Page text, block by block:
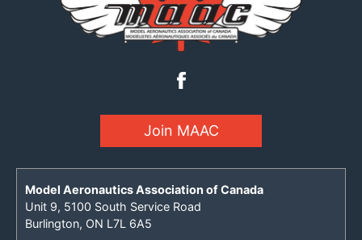
Join MAAC
Model Aeronautics Association of Canada
Unit 9, 5100 South Service Road
Burlington, ON L7L 6A5